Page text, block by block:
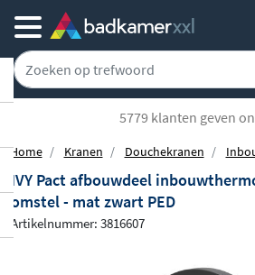
5779 klanten geven
Home Kranen Douchekranen
IVY Pact afbouwdeel
omstel - mat zwart PED
Artikelnummer: 3816607